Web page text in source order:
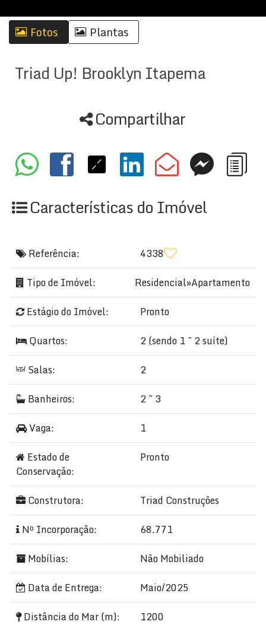
Fotos Plantas
Triad Up! Brooklyn Itapema
Compartilhar
Características do Imóvel
Referência:
4338
Tipo de Imóvel:
Residencial»Apartamento
Estágio do Imóvel:
Pronto
Quartos:
2 (sendo 1 ~ 2 suíte)
Salas:
2
Banheiros:
2 ~ 3
Vaga:
1
Estado de
Conservação:
Pronto
Construtora:
Triad Construções
Nº Incorporação:
68.771
Mobílias:
Não Mobiliado
Data de Entrega:
Maio/2025
Distância do Mar (m):
1200